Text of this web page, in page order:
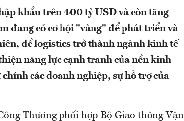
khẩu trên 400 tỷ USD và còn tăng
đang có cơ hội "vàng" để phát triển và
để logistics trở thành ngành kinh tế
năng lực cạnh tranh của nền kinh
các doanh nghiệp, sự hỗ trợ của
Thương phối hợp Bộ Giao thông Vận